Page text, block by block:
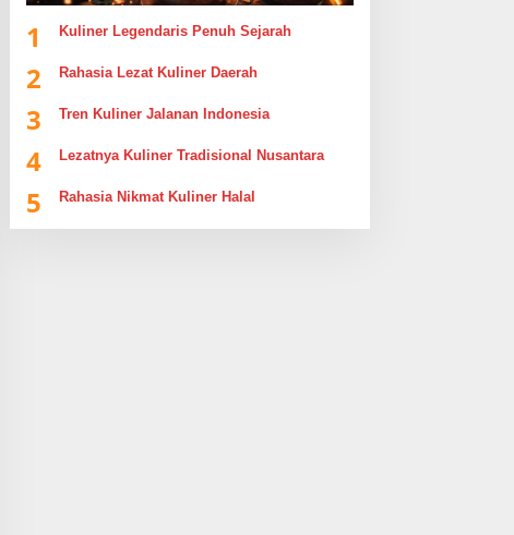
1 Kuliner Legendaris Penuh Sejarah
2 Rahasia Lezat Kuliner Daerah
3 Tren Kuliner Jalanan Indonesia
4 Lezatnya Kuliner Tradisional Nusantara
5 Rahasia Nikmat Kuliner Halal